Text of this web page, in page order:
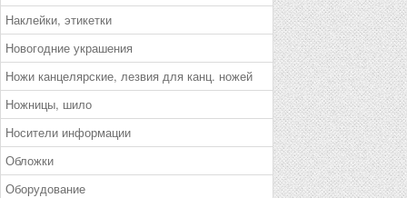
Наклейки, этикетки
Новогодние украшения
Ножи канцелярские, лезвия для канц. ножей
Ножницы, шило
Носители информации
Обложки
Оборудование